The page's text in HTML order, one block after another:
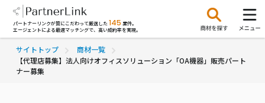
パートナーリンクが質にこだわって厳選した 145 案件。
エージェントによる最適マッチングで、高い成約率を実現。
サイトトップ
商材一覧
【代理店募集】法人向けオフィスソリューション「OA機器」販売パート
ナー募集